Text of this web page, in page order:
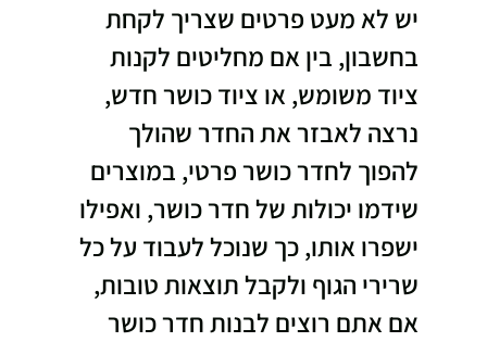
יש לא מעט פרטים שצריך לקחת
בחשבון, בין אם מחליטים לקנות
ציוד משומש, או ציוד כושר חדש,
נרצה לאבזר את החדר שהולך
להפוך לחדר כושר פרטי, במוצרים
שידמו יכולות של חדר כושר, ואפילו
ישפרו אותו, כך שנוכל לעבוד על כל
שרירי הגוף ולקבל תוצאות טובות,
אם אתם רוצים לבנות חדר כושר